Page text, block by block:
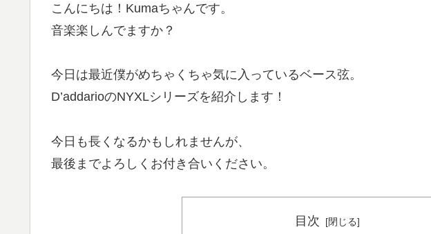
こんにちは！Kumaちゃんです。
音楽楽しんでますか？
今日は最近僕がめちゃくちゃ気に入っているベース弦。
D’addarioのNYXLシリーズを紹介します！
今日も長くなるかもしれませんが、
最後までよろしくお付き合いください。
目次